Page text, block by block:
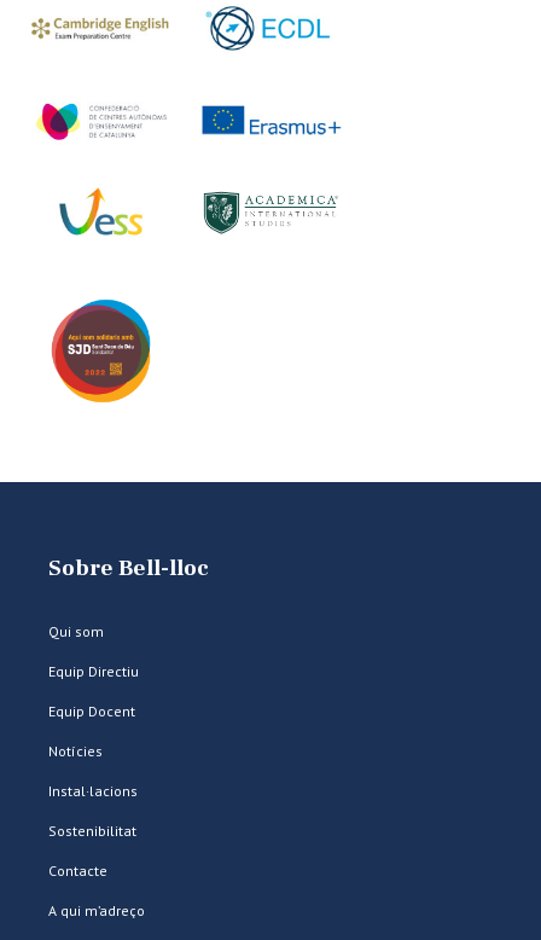
Sobre Bell-lloc
Qui som
Equip Directiu
Equip Docent
Notícies
Instal·lacions
Sostenibilitat
Contacte
A qui m’adreço